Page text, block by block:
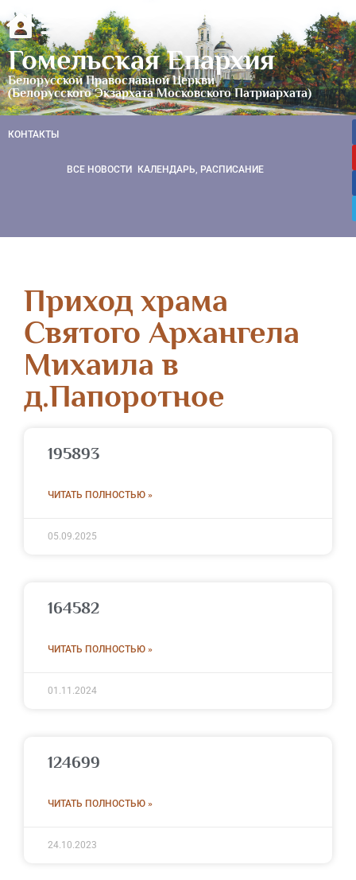
Гомельская Епархия
Белорусской Православной Церкви
(Белорусского Экзархата Московского Патриархата)
КОНТАКТЫ
ВСЕ НОВОСТИ КАЛЕНДАРЬ, РАСПИСАНИЕ
Приход храма
Святого Архангела
Михаила в
д.Папоротное
195893
ЧИТАТЬ ПОЛНОСТЬЮ »
05.09.2025
164582
ЧИТАТЬ ПОЛНОСТЬЮ »
01.11.2024
124699
ЧИТАТЬ ПОЛНОСТЬЮ »
24.10.2023